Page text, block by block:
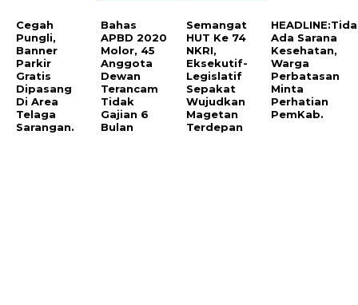
Cegah
Pungli,
Banner
Parkir
Gratis
Dipasang
Di Area
Telaga
Sarangan.
Bahas
APBD 2020
Molor, 45
Anggota
Dewan
Terancam
Tidak
Gajian 6
Bulan
Semangat
HUT Ke 74
NKRI,
Eksekutif-
Legislatif
Sepakat
Wujudkan
Magetan
Terdepan
Ada Sarana
Kesehatan,
Warga
Perbatasan
Minta
Perhatian
PemKab.